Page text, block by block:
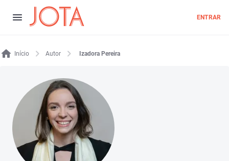
ENTRAR
Início Autor Izadora Pereira